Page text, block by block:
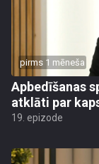
pirms 1 mēneša
Apbedīšanas
atklāti par
19. epizode